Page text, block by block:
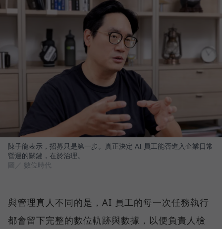
陳子龍表示，招募只是第一步。真正決定 AI 員工能否進入企業日常
營運的關鍵，在於治理。
圖／ 數位時代
與管理真人不同的是，AI 員工的每一次任務執行
都會留下完整的數位軌跡與數據，以便負責人檢